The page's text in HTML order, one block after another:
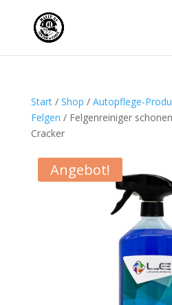
Start/ Shop / Autopflege-
Felgen / Felgenreiniger
Cracker
Angebot!